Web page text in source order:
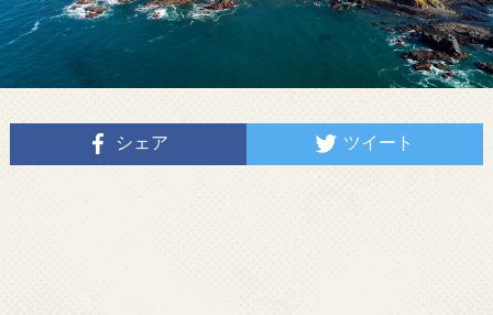
シェア ツイート